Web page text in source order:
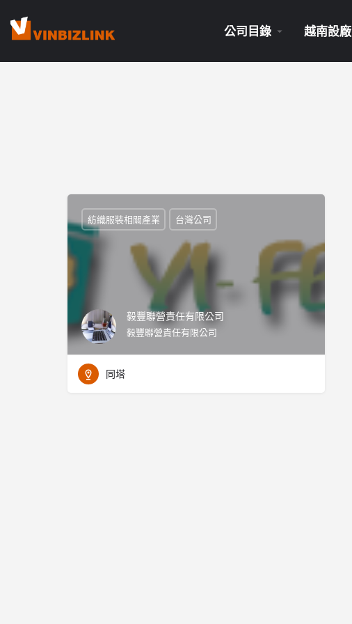
公司目錄 越南設廠
毅豐聯營責任有限公司
毅豐聯營責任有限公司
紡織服裝相關產業 台灣公司
同塔